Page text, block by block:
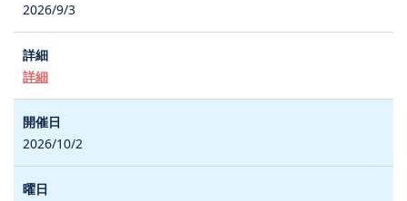
2026/9/3
詳細
2026/10/2